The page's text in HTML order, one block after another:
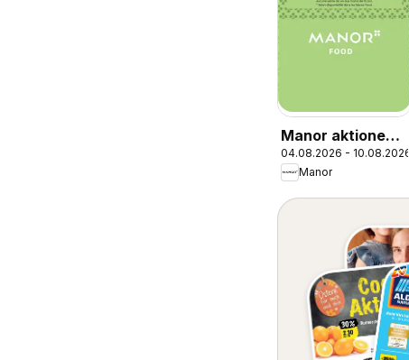
Manor aktionen
FR
04.08.2026 - 10.08.2026
Manor